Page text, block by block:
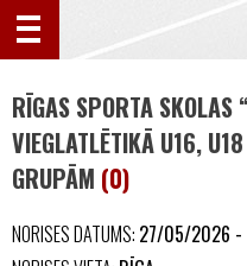
RĪGAS SPORTA SKOLAS
VIEGLATLĒTIKĀ U16,
GRUPĀM (0)
NORISES DATUMS: 27/05/2026